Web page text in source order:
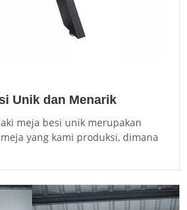
Unik dan Menarik
meja besi unik merupakan
yang kami produksi, dimana